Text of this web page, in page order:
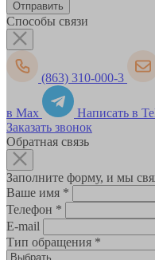
Способы связи
(863) 310-000-3
в Max
Написать в
Заказать звонок
Обратная связь
Заполните форму, и мы
Ваше имя *
Телефон *
E-mail
Тип обращения *